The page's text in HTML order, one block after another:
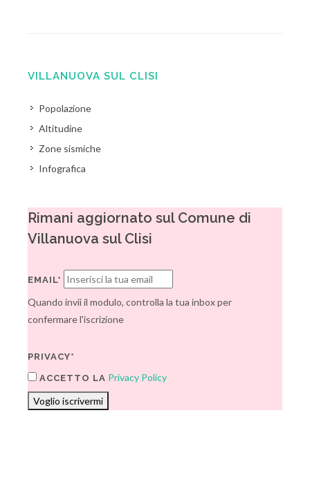
VILLANUOVA SUL CLISI
Popolazione
Altitudine
Zone sismiche
Infografica
Rimani aggiornato sul Comune di
Villanuova sul Clisi
EMAIL*
Quando invii il modulo, controlla la tua inbox per
confermare l'iscrizione
PRIVACY*
ACCETTO LA Privacy Policy
Voglio iscrivermi